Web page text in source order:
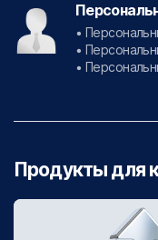
•
•
•
Продукты для